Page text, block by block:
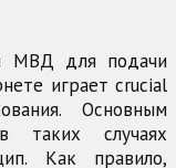
МВД для подачи
играет crucial
Основным
таких случаях
Как правило,